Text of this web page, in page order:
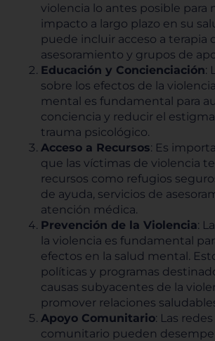
violencia lo antes posible para
impacto a largo plazo en su
puede incluir acceso a terapia
asesoramiento y grupos de
Educación y Concienciación:
sobre los efectos de la
mental es fundamental para
conciencia y reducir el
trauma psicológico.
Acceso a Recursos: Es
que las víctimas de violencia
recursos como refugios
de ayuda, servicios de
atención médica.
Prevención de la Violencia:
la violencia es fundamental
efectos en la salud mental.
políticas y programas
causas subyacentes de la
promover relaciones
Apoyo Comunitario: Las
comunitario pueden